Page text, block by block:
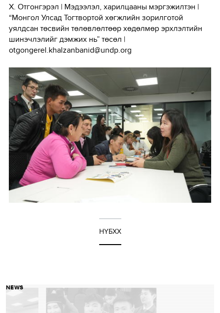
Х. Отгонгэрэл | Мэдээлэл, харилцааны мэргэжилтэн |
“Монгол Улсад Тогтвортой хөгжлийн зорилготой
уялдсан төсвийн төлөвлөлтөөр хөдөлмөр эрхлэлтийн
шинэчлэлийг дэмжих нь” төсөл |
otgongerel.khalzanbanid@undp.org
НҮБХХ
NEWS